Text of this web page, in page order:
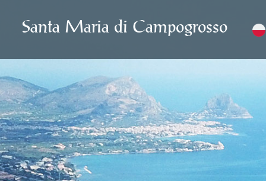
Santa Maria di Campogrosso